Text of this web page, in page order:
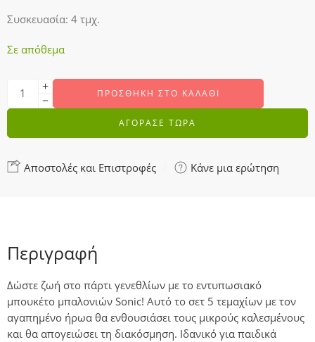
Συσκευασία: 4 τμχ.
Σε απόθεμα
ΠΡΟΣΘΉΚΗ ΣΤΟ ΚΑΛΆΘΙ
ΑΓΟΡΑΣΕ ΤΩΡΑ
Αποστολές και Επιστροφές Κάνε μια ερώτηση
Περιγραφή
Δώστε ζωή στο πάρτι γενεθλίων με το εντυπωσιακό
μπουκέτο μπαλονιών Sonic! Αυτό το σετ 5 τεμαχίων με τον
αγαπημένο ήρωα θα ενθουσιάσει τους μικρούς καλεσμένους
και θα απογειώσει τη διακόσμηση. Ιδανικό για παιδικά